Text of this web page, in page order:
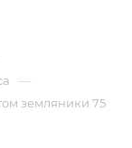
—
земляники 75